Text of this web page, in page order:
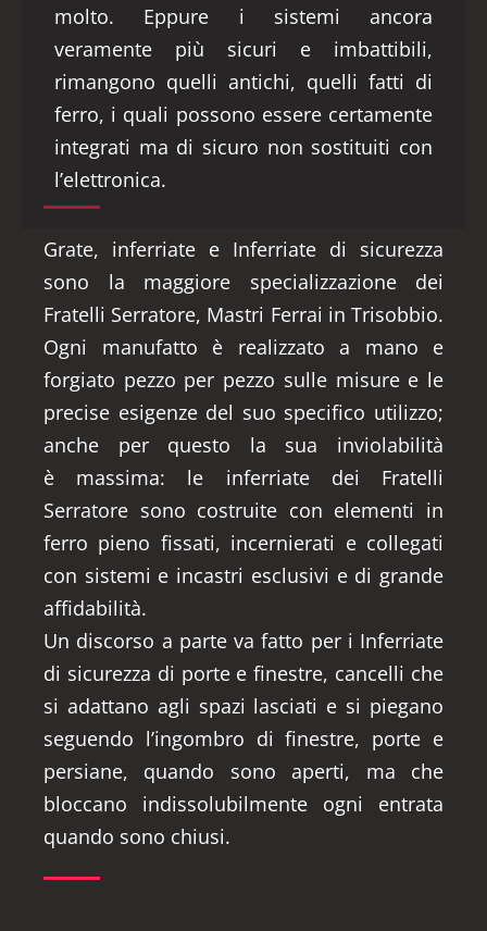
molto. Eppure i sistemi ancora
veramente più sicuri e imbattibili,
rimangono quelli antichi, quelli fatti di
ferro, i quali possono essere certamente
integrati ma di sicuro non sostituiti con
l’elettronica.
Grate, inferriate e Inferriate di sicurezza
sono la maggiore specializzazione dei
Fratelli Serratore, Mastri Ferrai in Trisobbio.
Ogni manufatto è realizzato a mano e
forgiato pezzo per pezzo sulle misure e le
precise esigenze del suo specifico utilizzo;
anche per questo la sua inviolabilità
è massima: le inferriate dei Fratelli
Serratore sono costruite con elementi in
ferro pieno fissati, incernierati e collegati
con sistemi e incastri esclusivi e di grande
affidabilità.
Un discorso a parte va fatto per i Inferriate
di sicurezza di porte e finestre, cancelli che
si adattano agli spazi lasciati e si piegano
seguendo l’ingombro di finestre, porte e
persiane, quando sono aperti, ma che
bloccano indissolubilmente ogni entrata
quando sono chiusi.